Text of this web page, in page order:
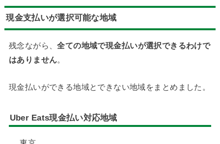
現金支払いが選択可能な地域
残念ながら、全ての地域で現金払いが選択できるわけで
はありません。
現金払いができる地域とできない地域をまとめました。
Uber Eats現金払い対応地域